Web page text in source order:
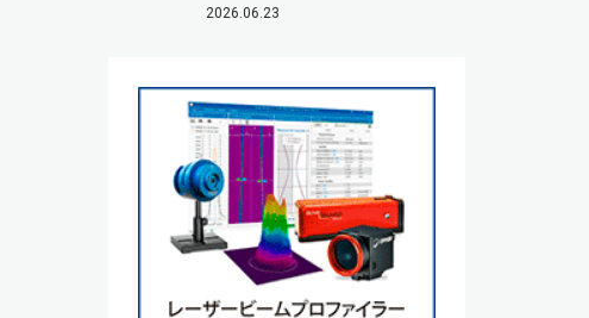
2026.06.23